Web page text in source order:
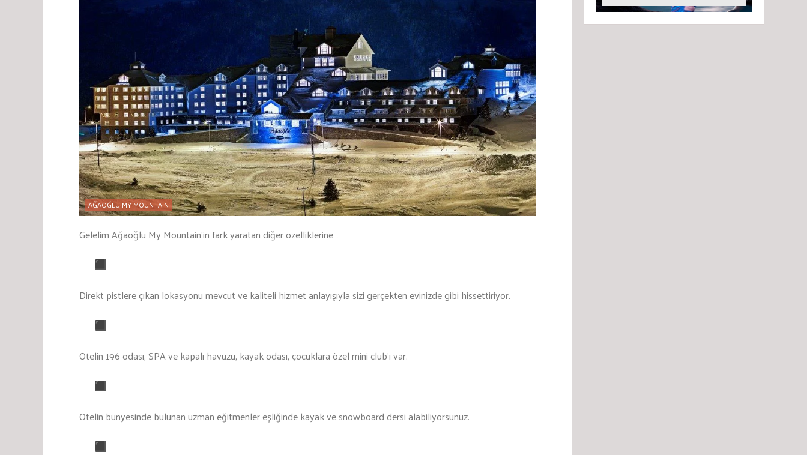
AĞAOĞLU MY MOUNTAIN
Gelelim Ağaoğlu My Mountain’in fark yaratan diğer özelliklerine…
Direkt pistlere çıkan lokasyonu mevcut ve kaliteli hizmet anlayışıyla sizi gerçekten evinizde gibi hissettiriyor.
Otelin 196 odası, SPA ve kapalı havuzu, kayak odası, çocuklara özel mini club’ı var.
Otelin bünyesinde bulunan uzman eğitmenler eşliğinde kayak ve snowboard dersi alabiliyorsunuz.